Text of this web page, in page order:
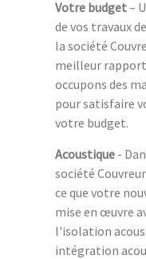
Votre budget–
de vos travaux
la société
meilleur
occupons des
pour satisfaire
votre budget.
Acoustique -
société
ce que votre
mise en œuvre
l'isolation
intégration